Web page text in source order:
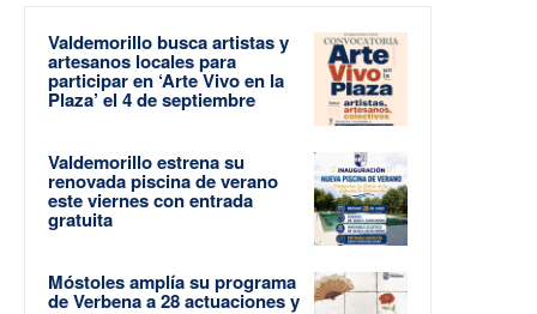
Valdemorillo busca artistas y
artesanos locales para
participar en ‘Arte Vivo en la
Plaza’ el 4 de septiembre
Valdemorillo estrena su
renovada piscina de verano
este viernes con entrada
gratuita
Móstoles amplía su programa
de Verbena a 28 actuaciones y